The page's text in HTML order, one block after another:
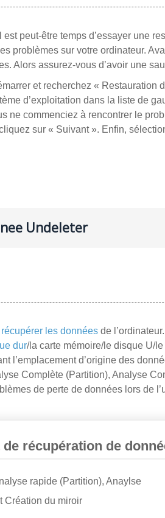
peut-être temps d’essayer une
problèmes sur votre ordinateur.
Alors assurez-vous d’avoir une
et recherchez « Restauration
d’exploitation dans la liste de
ne commenciez à rencontrer le
sur « Suivant ». Enfin,
Undeleter
récupérer les données de
dur/la carte mémoire/le disque U/
l’emplacement d’origine des
Complète (Partition), Analyse
de perte de données lors de
récupération de
rapide (Partition), Anaylse
Création du miroir